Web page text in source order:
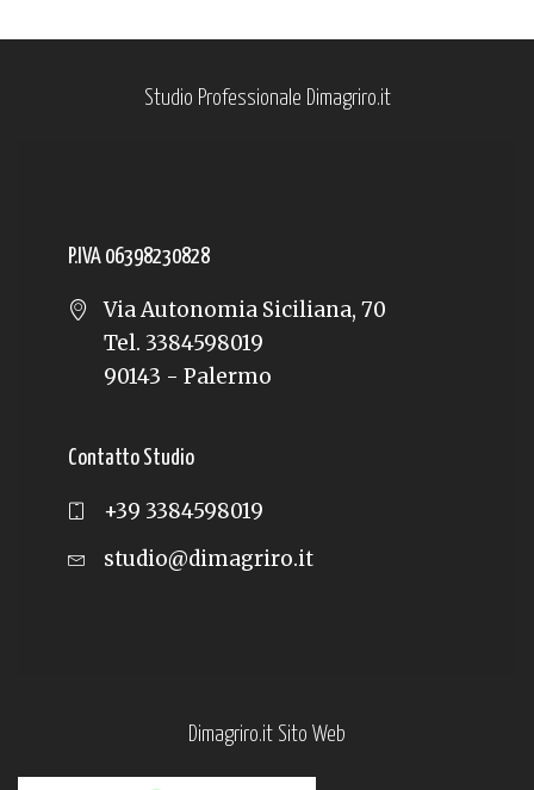
Studio Professionale Dimagriro.it
P.IVA 06398230828
Via Autonomia Siciliana, 70
Tel. 3384598019
90143 - Palermo
Contatto Studio
+39 3384598019
studio@dimagriro.it
Dimagriro.it Sito Web